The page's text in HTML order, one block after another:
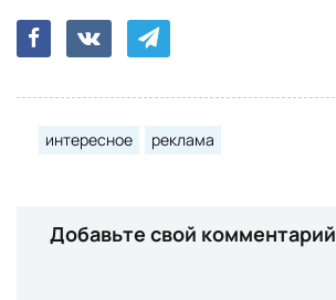
интересное реклама
Добавьте свой комментарий